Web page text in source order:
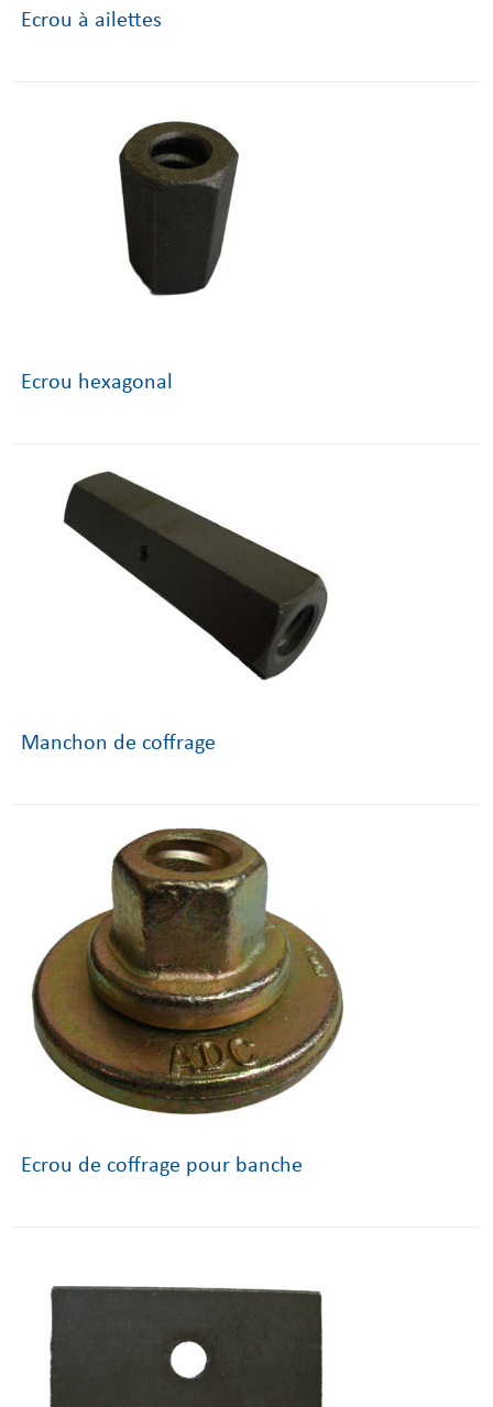
Ecrou à ailettes
Ecrou hexagonal
Manchon de coffrage
Ecrou de coffrage pour banche